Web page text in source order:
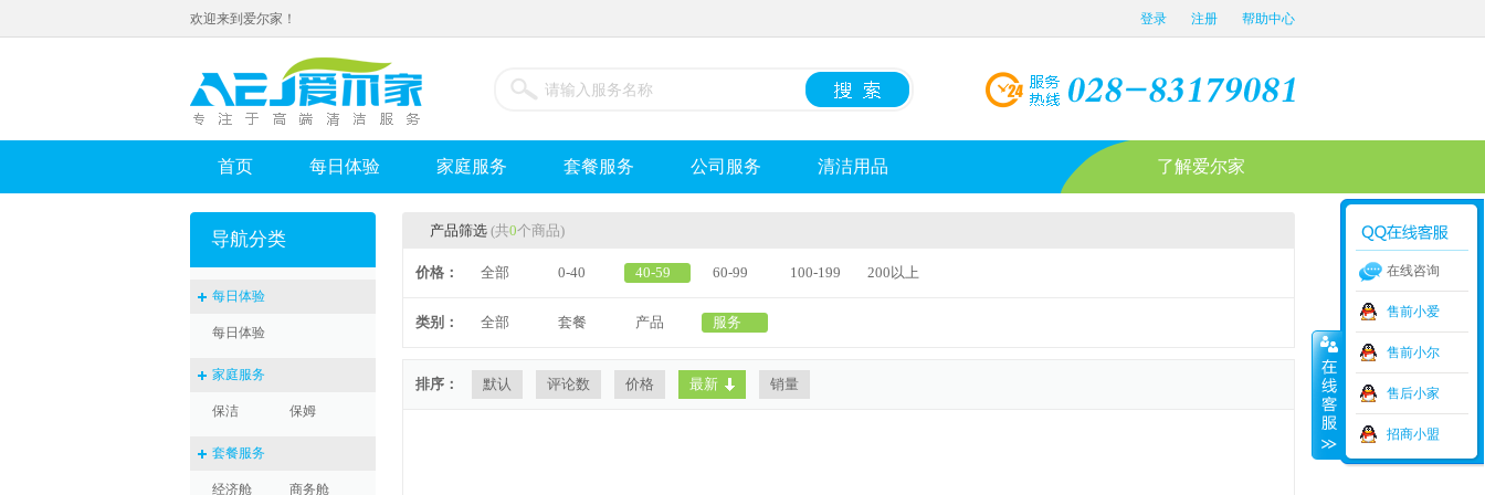
欢迎来到爱尔家！ 登录 注册 帮助中心
首页 每日体验 家庭服务 套餐服务 公司服务 清洁用品 了解爱尔家
导航分类
每日体验
每日体验
家庭服务
保洁 保姆
套餐服务
经济舱 商务舱
产品筛选 (共0个商品)
价格： 全部 0-40 40-59 60-99 100-199 200以上
类别： 全部 套餐 产品 服务
排序： 默认 评论数 价格 最新 销量
在线咨询
售前小爱
售前小尔
售后小家
招商小盟